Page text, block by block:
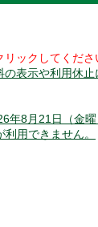
ックしてくださ
表示や利用休止
年8月21日（金
用できません。